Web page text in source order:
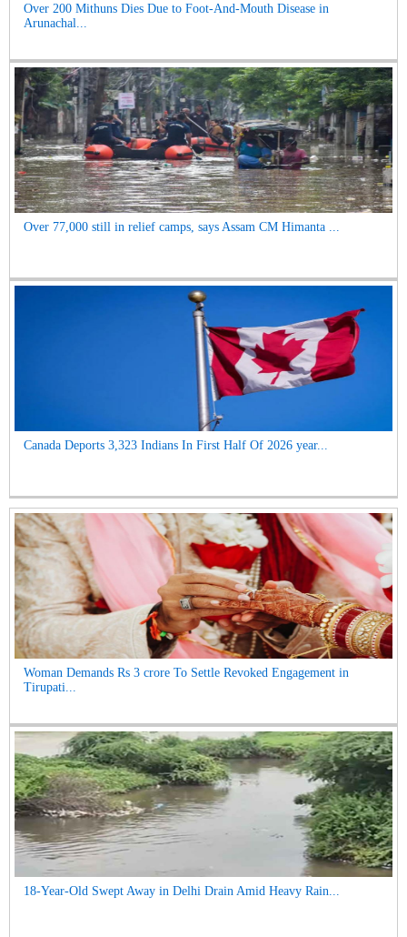
Over 200 Mithuns Dies Due to Foot-And-Mouth Disease in
Arunachal...
Over 77,000 still in relief camps, says Assam CM Himanta ...
Canada Deports 3,323 Indians In First Half Of 2026 year...
Woman Demands Rs 3 crore To Settle Revoked Engagement in
Tirupati...
18-Year-Old Swept Away in Delhi Drain Amid Heavy Rain...